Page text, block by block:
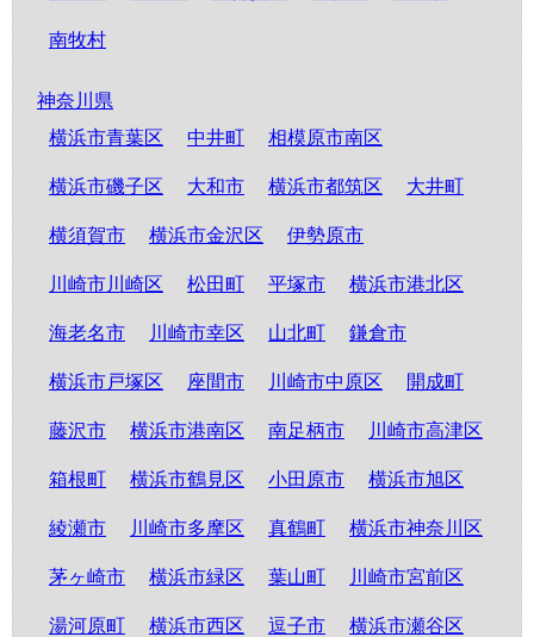
南牧村
神奈川県
横浜市青葉区
中井町 相模原市南区
横浜市磯子区 大和市 横浜市都筑区 大井町
横須賀市 横浜市金沢区 伊勢原市
川崎市川崎区 松田町 平塚市 横浜市港北区
海老名市 川崎市幸区 山北町 鎌倉市
横浜市戸塚区 座間市 川崎市中原区 開成町
藤沢市 横浜市港南区 南足柄市 川崎市高津区
箱根町 横浜市鶴見区 小田原市 横浜市旭区
綾瀬市 川崎市多摩区 真鶴町 横浜市神奈川区
茅ヶ崎市 横浜市緑区 葉山町 川崎市宮前区
湯河原町 横浜市西区 逗子市 横浜市瀬谷区